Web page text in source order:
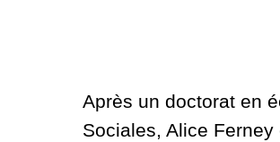
Après un doctorat en
Sociales, Alice Ferney